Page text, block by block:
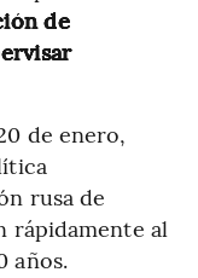
de
de enero,
rusa de
rápidamente al
años.